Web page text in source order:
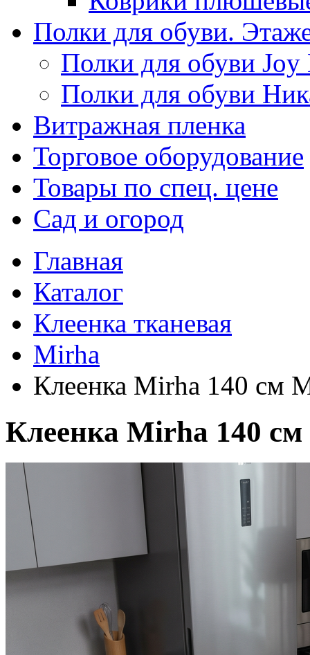
Полки для обуви.
Полки для обуви Joy
Полки для обуви
Витражная пленка
Торговое оборудование
Товары по спец. цене
Сад и огород
Главная
Каталог
Клеенка тканевая
Mirha
Клеенка Mirha 140 см
Клеенка Mirha 140